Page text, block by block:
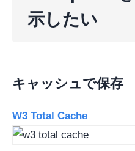
示したい
キャッシュで保存
W3 Total Cache